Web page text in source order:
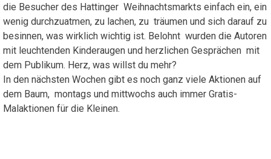
die Besucher des Hattinger Weihnachtsmarkts einfach ein, ein
wenig durchzuatmen, zu lachen, zu träumen und sich darauf zu
besinnen, was wirklich wichtig ist. Belohnt wurden die Autoren
mit leuchtenden Kinderaugen und herzlichen Gesprächen mit
dem Publikum. Herz, was willst du mehr?
In den nächsten Wochen gibt es noch ganz viele Aktionen auf
dem Baum, montags und mittwochs auch immer Gratis-
Malaktionen für die Kleinen.